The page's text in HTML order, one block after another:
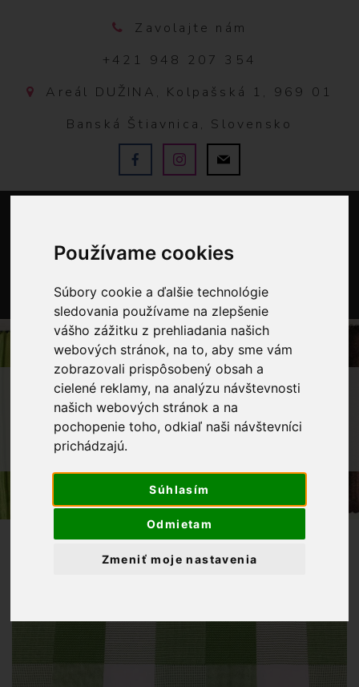
Používame cookies
Súbory cookie a ďalšie technológie
sledovania používame na zlepšenie
vášho zážitku z prehliadania našich
webových stránok, na to, aby sme vám
zobrazovali prispôsobený obsah a
cielené reklamy, na analýzu návštevnosti
našich webových stránok a na
pochopenie toho, odkiaľ naši návštevníci
prichádzajú.
Súhlasím
Odmietam
Zmeniť moje nastavenia
Zavolajte nám
+421 948 207 354
Areál DUŽINA, Kolpašská 1, 969 01
Banská Štiavnica, Slovensko
0
OBCHOD LÁTKY METRÁŽ
BAVLNENÉ LÁTKY
BAVLNENÉ PLÁTNO
BAVLNENÁ LÁTKA 7 CM BIELO-ZELENÉ